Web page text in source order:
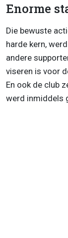
Enorme
Die bewuste
harde kern,
andere
viseren is voor
En ook de club
werd inmiddels